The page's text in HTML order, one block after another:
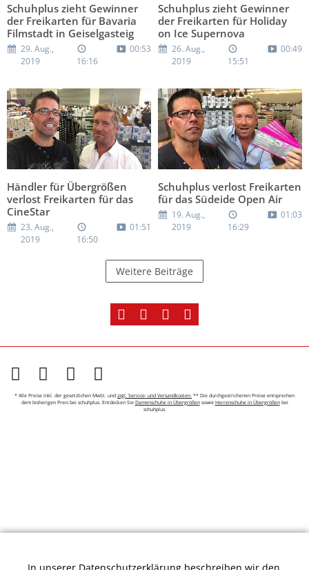
Schuhplus zieht Gewinner
der Freikarten für Bavaria
Filmstadt in Geiselgasteig
29. Aug.,
2019
16:16
00:53
Schuhplus zieht Gewinner
der Freikarten für Holiday
on Ice Supernova
26. Aug.,
2019
15:51
00:49
Händler für Übergrößen
verlost Freikarten für das
CineStar
23. Aug.,
2019
16:50
01:51
Schuhplus verlost Freikarten
für das Südeide Open Air
19. Aug.,
2019
16:29
01:03
Weitere Beiträge
* Alle Preise inkl. der gesetzlichen MwSt. und zzgl. Service- und Versandkosten. ** Die durchgestrichenen Preise entsprechen
dem bisherigen Preis bei schuhplus. Entdecken Sie Damenschuhe in Übergrößensowie Herrenschuhe in Übergrößenbei
schuhplus.